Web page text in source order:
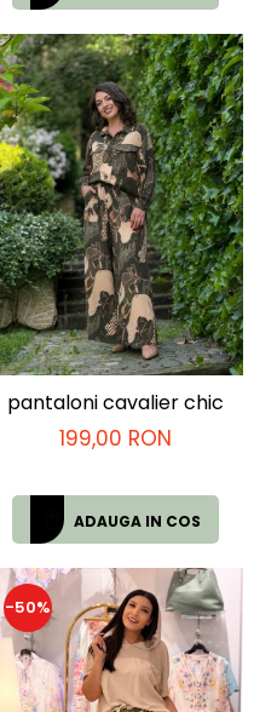
decorative si snur in
pantaloni cavalier chic
199,00 RON
ADAUGA IN COS
-50%